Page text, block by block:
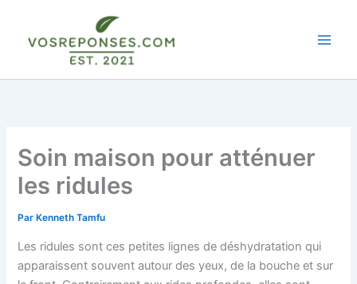
contenu
Soin maison pour atténuer
les ridules
Par Kenneth Tamfu
Les ridules sont ces petites lignes de déshydratation qui
apparaissent souvent autour des yeux, de la bouche et sur